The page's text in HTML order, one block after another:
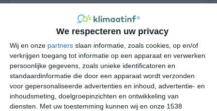
We respecteren uw privacy
Wij en onze partners slaan informatie, zoals cookies, op en/of
verkrijgen toegang tot informatie op een apparaat en verwerken
persoonlijke gegevens, zoals unieke identificatoren en
standaardinformatie die door een apparaat wordt verzonden
voor gepersonaliseerde advertenties en inhoud, advertentie- en
inhoudsmeting, doelgroepinzichten en ontwikkeling van
diensten. Met uw toestemming kunnen wij en onze 1538
uitgebreide weersvoorspelling voor Ford.
15°C
do vr zo